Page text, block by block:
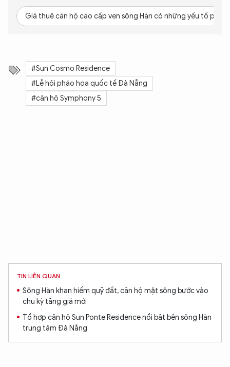
Giá thuê căn hộ cao cấp ven sông Hàn có những yếu tố pháp
#Sun Cosmo Residence
#Lễ hội pháo hoa quốc tế Đà Nẵng
#căn hộ Symphony 5
TIN LIÊN QUAN
Sông Hàn khan hiếm quỹ đất, căn hộ mặt sông bước vào
chu kỳ tăng giá mới
Tổ hợp căn hộ Sun Ponte Residence nổi bật bên sông Hàn
trung tâm Đà Nẵng